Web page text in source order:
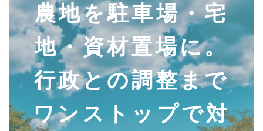
農地を駐車場・宅
地・資材置場に。
行政との調整まで
ワンストップで対